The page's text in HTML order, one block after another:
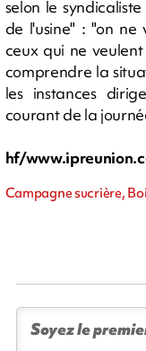
selon le
de l'usine" : "on
ceux qui ne
comprendre la
les instances
courant de la
hf/
Campagne sucrière,